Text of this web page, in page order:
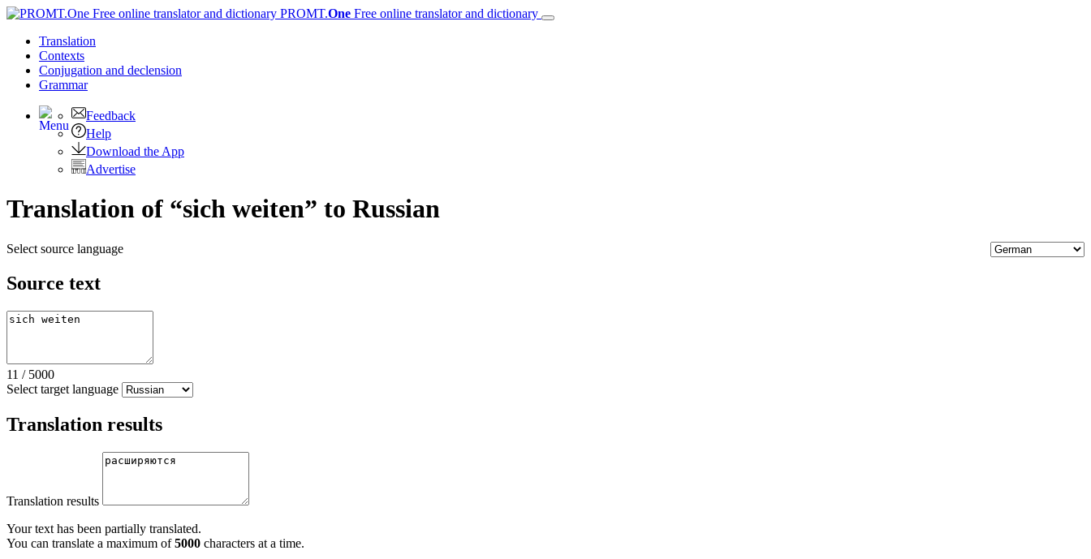
PROMT.One Free online translator and dictionary
Translation
Contexts
Conjugation and declension
Grammar
Feedback
Help
Download the App
Advertise
Translation of “sich weiten” to Russian
Select source language
Source text
11 / 5000
Select target language
Translation results
Translation results
Your text has been partially translated.
You can translate a maximum of5000 characters at a time.